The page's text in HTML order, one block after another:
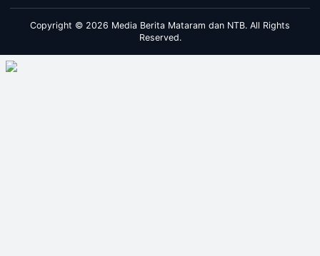
Copyright © 2026 Media Berita Mataram dan NTB. All Rights
Reserved.